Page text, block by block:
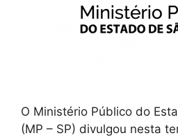
O Ministério Público do
(MP – SP) divulgou nesta